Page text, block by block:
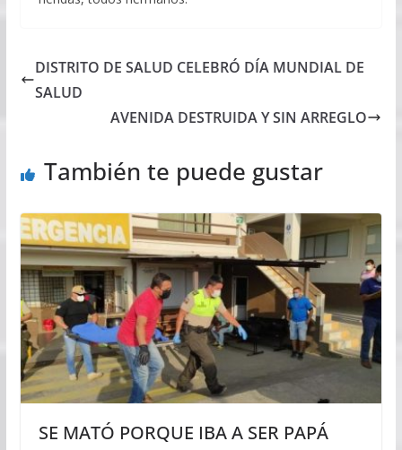
DISTRITO DE SALUD CELEBRÓ DÍA MUNDIAL DE
SALUD
AVENIDA DESTRUIDA Y SIN ARREGLO
También te puede gustar
SE MATÓ PORQUE IBA A SER PAPÁ